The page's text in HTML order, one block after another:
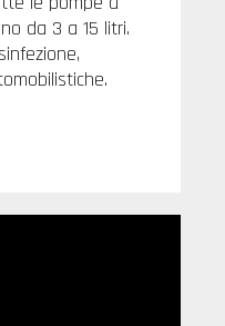
da 3 a 15 litri.